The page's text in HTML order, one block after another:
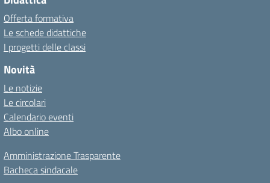
Offerta formativa
Le schede didattiche
I progetti delle classi
Novità
Le notizie
Le circolari
Calendario eventi
Albo online
Amministrazione Trasparente
Bacheca sindacale